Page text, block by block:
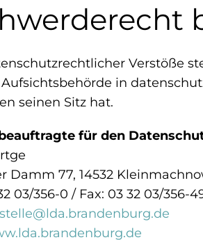
Verstöße
in
seinen Sitz hat.
für den
Damm 77, 14532
03/356-0 / Fax: 03 32 03/356-